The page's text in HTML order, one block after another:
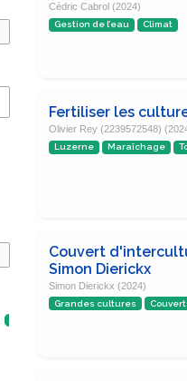
Cédric Cabrol (2024)
Gestion de l’eau Climat
Fertiliser les
Olivier Rey (2239572548)
Luzerne Maraîchage
Couvert
Simon Dierickx
Simon Dierickx (2024)
Grandes cultures